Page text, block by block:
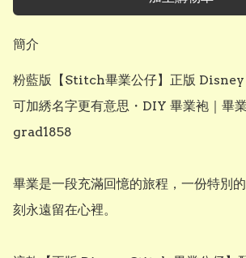
簡介
粉藍版【Stitch畢業公仔】正版 Disney
可加綉名字更有意思・DIY 畢業袍｜畢
grad1858
畢業是一段充滿回憶的旅程，一份特別
刻永遠留在心裡。